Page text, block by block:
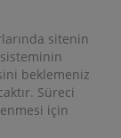
sitenin
beklemeniz
Süreci
için